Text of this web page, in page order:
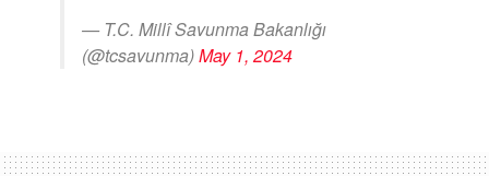
— T.C. Millî Savunma Bakanlığı
(@tcsavunma)May 1, 2024